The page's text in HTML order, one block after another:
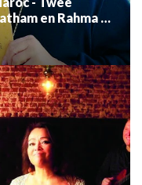
en Rahma el